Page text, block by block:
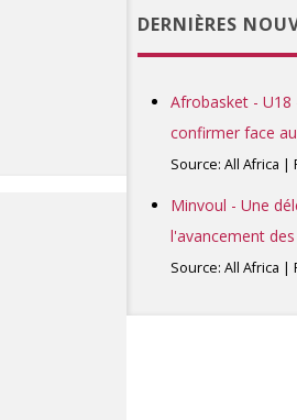
DERNIÈRES
Afrobasket - U18
confirmer face
Source: All Africa
Minvoul - Une
l'avancement
Source: All Africa